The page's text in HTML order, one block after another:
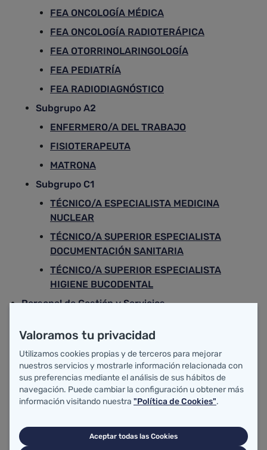
FEA ONCOLOGÍA MÉDICA
FEA ONCOLOGÍA RADIOTERÁPICA
FEA OTORRINOLARINGOLOGÍA
FEA PEDIATRÍA
FEA RADIODIAGNÓSTICO
Subgrupo A2
ENFERMERO/A DEL TRABAJO
FISIOTERAPEUTA
MATRONA
Subgrupo C1
TÉCNICO/A ESPECIALISTA MEDICINA
NUCLEAR
TÉCNICO/A SUPERIOR ESPECIALISTA
DOCUMENTACIÓN SANITARIA
TÉCNICO/A SUPERIOR ESPECIALISTA
HIGIENE BUCODENTAL
Personal de Gestión y Servicios
TÉCNICO/A SUPERIOR SISTEMAS Y
TECNOLOGÍAS DE LA INFORMACIÓN
TÉCNICO/A TITULADO SUPERIOR BIOLÓGO/A
Subgrupo A2
TÉCNICO/A GESTIÓN SISTEMAS Y
Valoramos tu privacidad
Utilizamos cookies propias y de terceros para mejorar
nuestros servicios y mostrarle información relacionada con
sus preferencias mediante el análisis de sus hábitos de
navegación. Puede cambiar la configuración u obtener más
información visitando nuestra "Política de Cookies".
Aceptar todas las Cookies